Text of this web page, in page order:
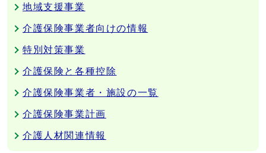
地域支援事業
介護保険事業者向けの情報
特別対策事業
介護保険と各種控除
介護保険事業者・施設の一覧
介護保険事業計画
介護人材関連情報